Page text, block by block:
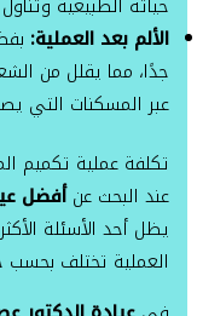
الألم بعد العملية:
جدًا، مما يقلل من
عبر المسكنات التي
تكلفة عملية تكميم
عند البحث عنأفضل
يظل أحد الأسئلة
العملية تختلف بحسب